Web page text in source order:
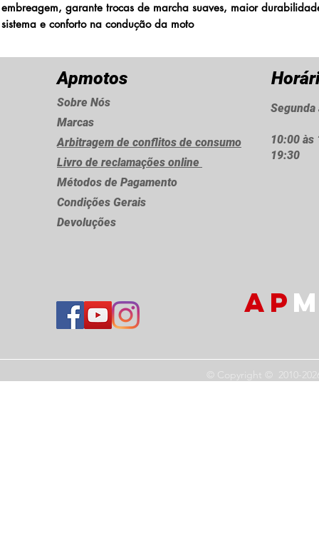
embreagem, garante trocas de marcha suaves, maior
sistema e conforto na condução da moto
Apmotos
Sobre Nós
Marcas
Arbitragem de conflitos de consumo
Livro de reclamações online
Métodos de Pagamento
Condições Gerais
Devoluções
Segunda
10:00 às
19:30
AP
© Copyright © 2010-